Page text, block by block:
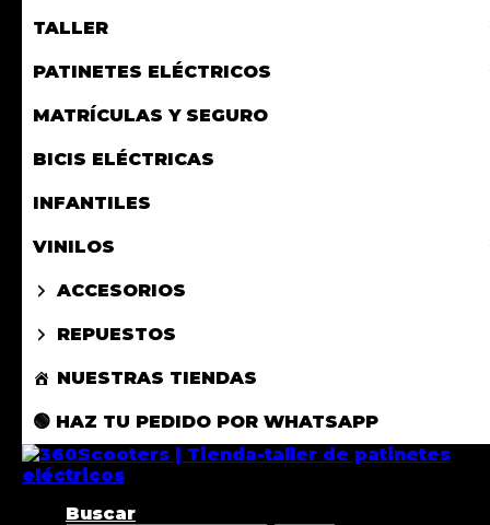
TALLER
PATINETES ELÉCTRICOS
MATRÍCULAS Y SEGURO
BICIS ELÉCTRICAS
INFANTILES
VINILOS
ACCESORIOS
REPUESTOS
NUESTRAS TIENDAS
🟢 HAZ TU PEDIDO POR WHATSAPP
Buscar